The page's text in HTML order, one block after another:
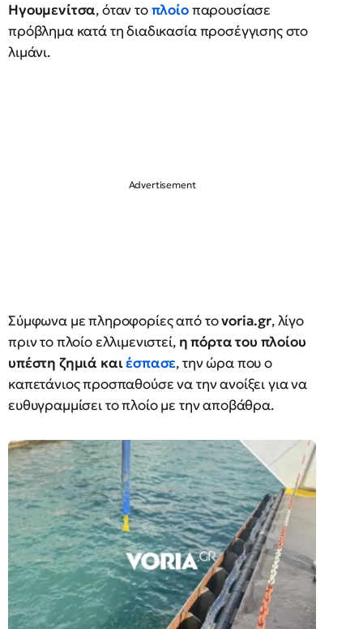
Ηγουμενίτσα, όταν τοπλοίοπαρουσίασε
πρόβλημα κατά τη διαδικασία προσέγγισης στο
λιμάνι.
Σύμφωνα με πληροφορίες από τοvoria.gr, λίγο
πριν το πλοίο ελλιμενιστεί, η πόρτα του πλοίου
υπέστη ζημιά καιέσπασε, την ώρα που ο
καπετάνιος προσπαθούσε να την ανοίξει για να
ευθυγραμμίσει το πλοίο με την αποβάθρα.